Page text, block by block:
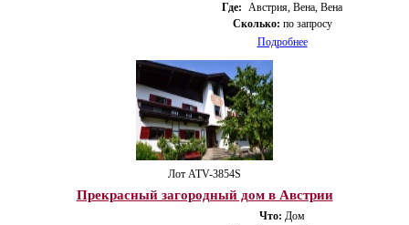
Где: Австрия, Вена, Вена
Сколько: по запросу
Подробнее
Лот ATV-3854S
Прекрасный загородный дом в Австрии
Что: Дом